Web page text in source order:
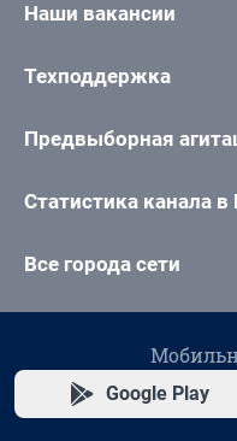
Наши вакансии
Техподдержка
Предвыборная
Статистика канала в
Все города сети
Google Play